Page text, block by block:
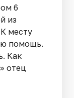
6
из
месту
помощь.
Как
отец